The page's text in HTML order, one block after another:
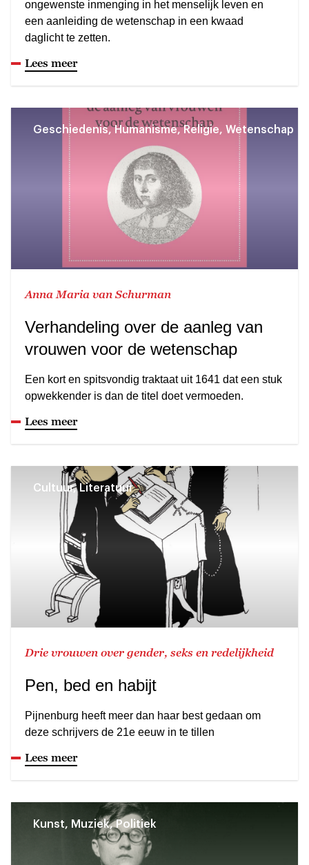
ongewenste inmenging in het menselijk leven en
een aanleiding de wetenschap in een kwaad
daglicht te zetten.
Lees meer
Geschiedenis, Humanisme, Religie, Wetenschap
Anna Maria van Schurman
Verhandeling over de aanleg van
vrouwen voor de wetenschap
Een kort en spitsvondig traktaat uit 1641 dat een stuk
opwekkender is dan de titel doet vermoeden.
Lees meer
Cultuur, Literatuur
Drie vrouwen over gender, seks en redelijkheid
Pen, bed en habijt
Pijnenburg heeft meer dan haar best gedaan om
deze schrijvers de 21e eeuw in te tillen
Lees meer
Kunst, Muziek, Politiek